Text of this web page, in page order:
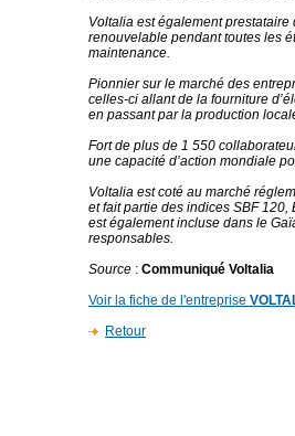
Voltalia est également
renouvelable pendant toutes les
maintenance.
Pionnier sur le marché des
celles-ci allant de la fourniture
en passant par la production
Fort de plus de 1 550
une capacité d’action mondiale
Voltalia est coté au marché
et fait partie des indices SBF 120,
est également incluse dans le
responsables.
Source : Communiqué Voltalia
Voir la fiche de l'entreprise
Retour